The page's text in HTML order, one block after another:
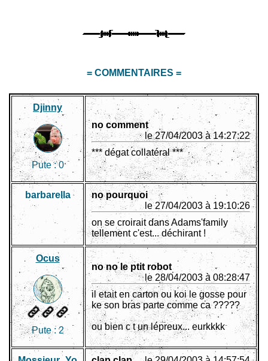
= COMMENTAIRES =
Djinny
Pute :0
no comment
le 27/04/2003 à 14:27:22
*** dégat collatéral ***
barbarella
no pourquoi
le 27/04/2003 à 19:10:26
on se croirait dans Adams'family
tellement c'est... déchirant !
Ocus
Pute :2
no no le ptit robot
le 28/04/2003 à 08:28:47
il etait en carton ou koi le gosse pour
ke son bras parte comme ca ?????
ou bien c t un lépreux... eurkkkk